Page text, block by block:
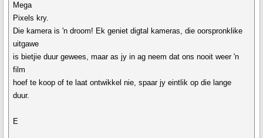
Mega
Pixels kry.
Die kamera is 'n droom! Ek geniet digtal kameras, die oorspronklike
uitgawe
is bietjie duur gewees, maar as jy in ag neem dat ons nooit weer 'n
film
hoef te koop of te laat ontwikkel nie, spaar jy eintlik op die lange
duur.
E